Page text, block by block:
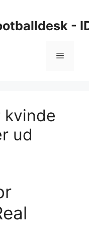
-
Menu
kvinde
ud